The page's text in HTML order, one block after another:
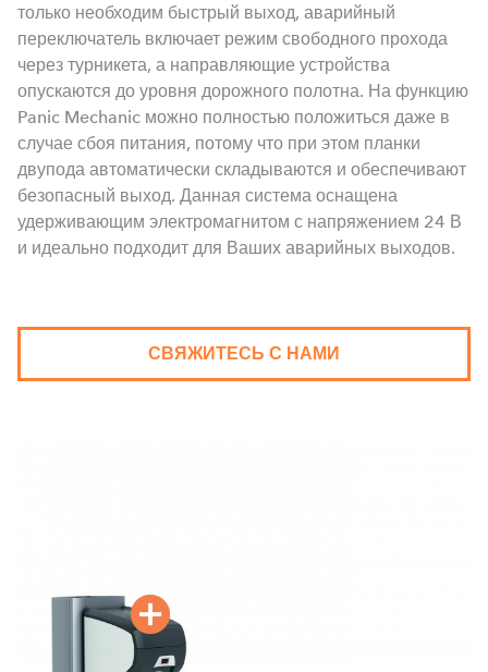
только необходим быстрый выход, аварийный
переключатель включает режим свободного прохода
через турникета, а направляющие устройства
опускаются до уровня дорожного полотна. На функцию
Panic Mechanic можно полностью положиться даже в
случае сбоя питания, потому что при этом планки
двупода автоматически складываются и обеспечивают
безопасный выход. Данная система оснащена
удерживающим электромагнитом с напряжением 24 В
и идеально подходит для Ваших аварийных выходов.
СВЯЖИТЕСЬ С НАМИ